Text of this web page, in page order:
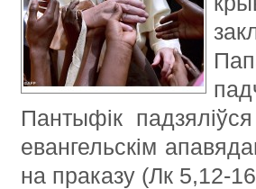
Пантыфік
евангельскім
на праказу (Лк 5,12-